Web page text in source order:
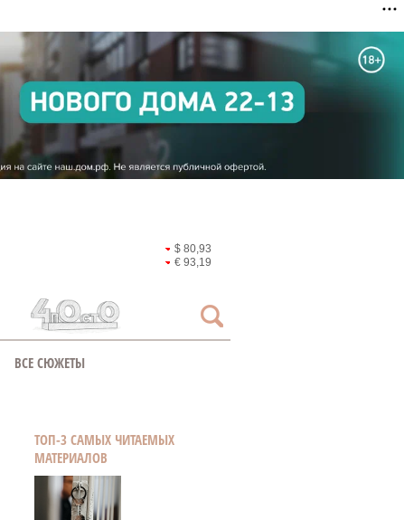
$ 80,93
€ 93,19
ВСЕ СЮЖЕТЫ
ТОП-3 САМЫХ ЧИТАЕМЫХ
МАТЕРИАЛОВ